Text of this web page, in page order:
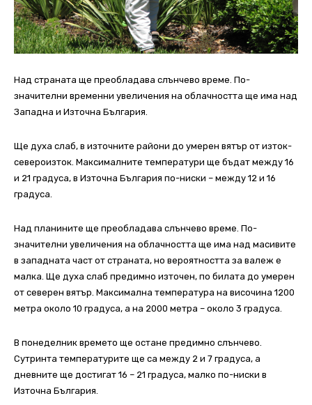
Над страната ще преобладава слънчево време. По-
значителни временни увеличения на облачността ще има над
Западна и Източна България.
Ще духа слаб, в източните райони до умерен вятър от изток-
североизток. Максималните температури ще бъдат между 16
и 21 градуса, в Източна България по-ниски – между 12 и 16
градуса.
Над планините ще преобладава слънчево време. По-
значителни увеличения на облачността ще има над масивите
в западната част от страната, но вероятността за валеж е
малка. Ще духа слаб предимно източен, по билата до умерен
от северен вятър. Максимална температура на височина 1200
метра около 10 градуса, а на 2000 метра – около 3 градуса.
В понеделник времето ще остане предимно слънчево.
Сутринта температурите ще са между 2 и 7 градуса, а
дневните ще достигат 16 – 21 градуса, малко по-ниски в
Източна България.